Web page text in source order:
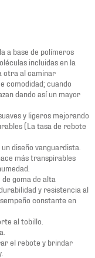
a base de polímeros
incluidas en la
otra al caminar
comodidad; cuando
dando así un mayor
y ligeros mejorando
(La tasa de rebote
diseño vanguardista.
más transpirables
goma de alta
y resistencia al
constante en
al tobillo.
el rebote y brindar